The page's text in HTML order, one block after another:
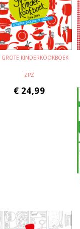
GROTE KINDERKOOKBOEK
ZPZ
€ 24,99